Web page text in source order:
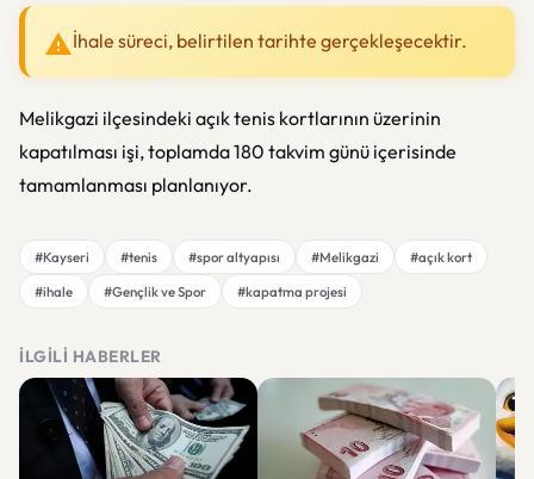
İhale süreci, belirtilen tarihte gerçekleşecektir.
Melikgazi ilçesindeki açık tenis kortlarının üzerinin
kapatılması işi, toplamda 180 takvim günü içerisinde
tamamlanması planlanıyor.
#Kayseri #tenis #spor altyapısı #Melikgazi
#açık kort
#ihale
#Gençlik ve Spor #kapatma projesi
İLGILI HABERLER